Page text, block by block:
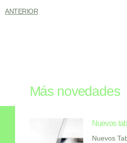
ANTERIOR
Más novedades
Nuevos
Nuevos